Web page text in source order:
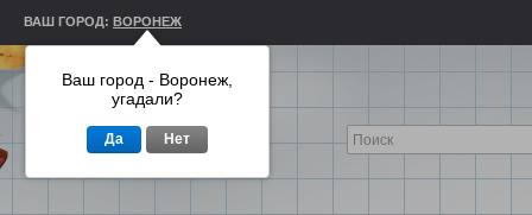
ВАШ ГОРОД: ВОРОНЕЖ
Ваш город - Воронеж,
угадали?
Да Нет